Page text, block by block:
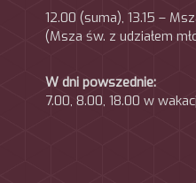
12.00 (suma), 13.15 –
(Msza św. z udziałem
W dni powszednie:
7.00, 8.00, 18.00 w